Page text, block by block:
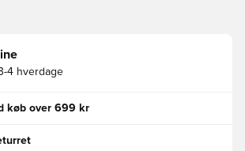
4 hverdage
køb over 699 kr